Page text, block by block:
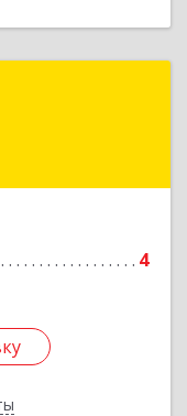
4
округ
Подробнее